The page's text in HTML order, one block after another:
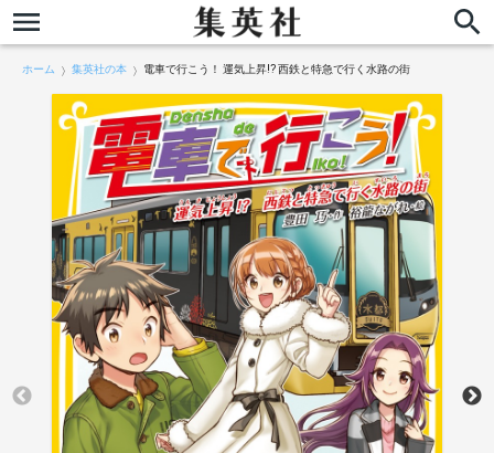
ホーム 集英社の本 電車で行こう！ 運気上昇!? 西鉄と特急で行く水路の街